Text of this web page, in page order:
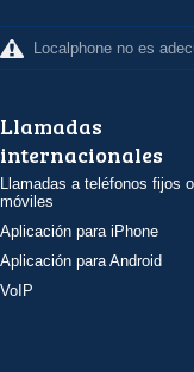
Localphone no es
Llamadas
internacionales
Llamadas a teléfonos fijos o
móviles
Aplicación para iPhone
Aplicación para Android
VoIP